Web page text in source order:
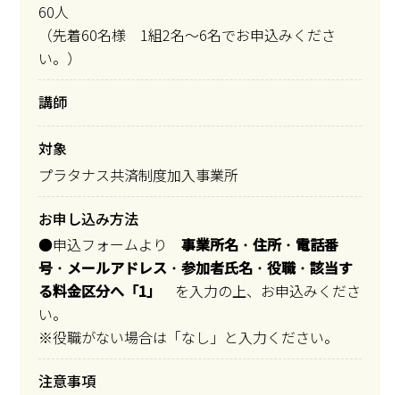
60人
（先着60名様 1組2名～6名でお申込みくださ
い。）
講師
対象
プラタナス共済制度加入事業所
お申し込み方法
●申込フォームより 事業所名・ 住所・ 電話番
号・ メールアドレス・ 参加者氏名・ 役職・ 該当す
る料金区分へ「1」
を入力の上、お申込みくださ
い。
※役職がない場合は「なし」と入力ください。
注意事項